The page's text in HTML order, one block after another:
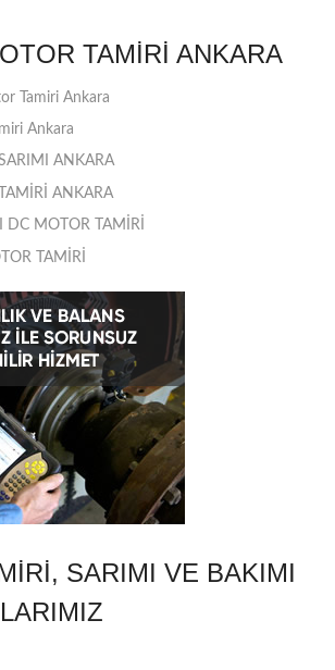
TAMIRI ANKARA
Tamiri Ankara
Ankara
ANKARA
ANKARA
DC MOTOR TAMİRİ
TAMİRİ
SARIMI VE BAKIMI